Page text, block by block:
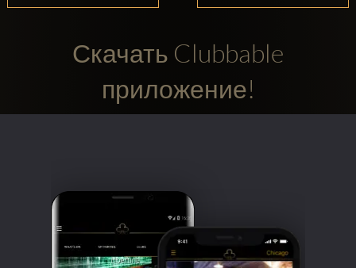
Скачать Clubbable
приложение!